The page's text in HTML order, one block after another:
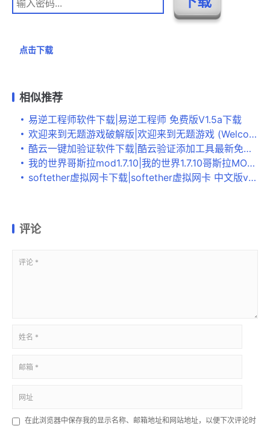
点击下载
相似推荐
易逆工程师软件下载|易逆工程师 免费版V1.5a下载
欢迎来到无题游戏破解版|欢迎来到无题游戏 (Welcome To The Untitled Game)PC中文版 即将上市
酷云一键加验证软件下载|酷云验证添加工具最新免费版v1.2下载
我的世界哥斯拉mod1.7.10|我的世界1.7.10哥斯拉MOD 下载
softether虚拟网卡下载|softether虚拟网卡 中文版v1.0下载
评论
在此浏览器中保存我的显示名称、邮箱地址和网站地址，以便下次评论时